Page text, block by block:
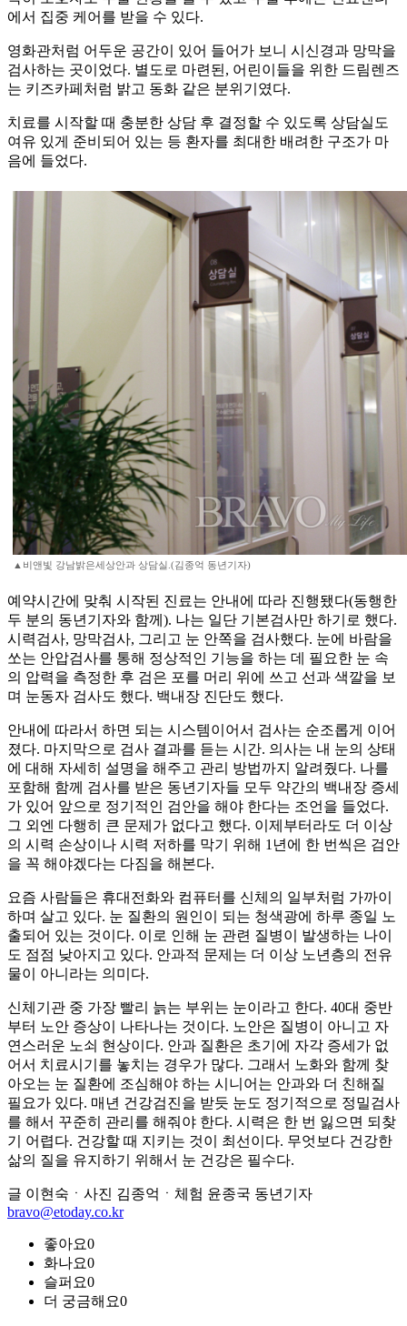
에서 집중 케어를 받을 수 있다.
영화관처럼 어두운 공간이 있어 들어가 보니 시신경과 망막을
검사하는 곳이었다. 별도로 마련된, 어린이들을 위한 드림렌즈
는 키즈카페처럼 밝고 동화 같은 분위기였다.
치료를 시작할 때 충분한 상담 후 결정할 수 있도록 상담실도
여유 있게 준비되어 있는 등 환자를 최대한 배려한 구조가 마
음에 들었다.
▲비앤빛 강남밝은세상안과 상담실.(김종억 동년기자)
예약시간에 맞춰 시작된 진료는 안내에 따라 진행됐다(동행한
두 분의 동년기자와 함께). 나는 일단 기본검사만 하기로 했다.
시력검사, 망막검사, 그리고 눈 안쪽을 검사했다. 눈에 바람을
쏘는 안압검사를 통해 정상적인 기능을 하는 데 필요한 눈 속
의 압력을 측정한 후 검은 포를 머리 위에 쓰고 선과 색깔을 보
며 눈동자 검사도 했다. 백내장 진단도 했다.
안내에 따라서 하면 되는 시스템이어서 검사는 순조롭게 이어
졌다. 마지막으로 검사 결과를 듣는 시간. 의사는 내 눈의 상태
에 대해 자세히 설명을 해주고 관리 방법까지 알려줬다. 나를
포함해 함께 검사를 받은 동년기자들 모두 약간의 백내장 증세
가 있어 앞으로 정기적인 검안을 해야 한다는 조언을 들었다.
그 외엔 다행히 큰 문제가 없다고 했다. 이제부터라도 더 이상
의 시력 손상이나 시력 저하를 막기 위해 1년에 한 번씩은 검안
을 꼭 해야겠다는 다짐을 해본다.
요즘 사람들은 휴대전화와 컴퓨터를 신체의 일부처럼 가까이
하며 살고 있다. 눈 질환의 원인이 되는 청색광에 하루 종일 노
출되어 있는 것이다. 이로 인해 눈 관련 질병이 발생하는 나이
도 점점 낮아지고 있다. 안과적 문제는 더 이상 노년층의 전유
물이 아니라는 의미다.
신체기관 중 가장 빨리 늙는 부위는 눈이라고 한다. 40대 중반
부터 노안 증상이 나타나는 것이다. 노안은 질병이 아니고 자
연스러운 노쇠 현상이다. 안과 질환은 초기에 자각 증세가 없
어서 치료시기를 놓치는 경우가 많다. 그래서 노화와 함께 찾
아오는 눈 질환에 조심해야 하는 시니어는 안과와 더 친해질
필요가 있다. 매년 건강검진을 받듯 눈도 정기적으로 정밀검사
를 해서 꾸준히 관리를 해줘야 한다. 시력은 한 번 잃으면 되찾
기 어렵다. 건강할 때 지키는 것이 최선이다. 무엇보다 건강한
삶의 질을 유지하기 위해서 눈 건강은 필수다.
글 이현숙ㆍ사진 김종억ㆍ체험 윤종국 동년기자
bravo@etoday.co.kr
좋아요0
화나요0
슬퍼요0
더 궁금해요0